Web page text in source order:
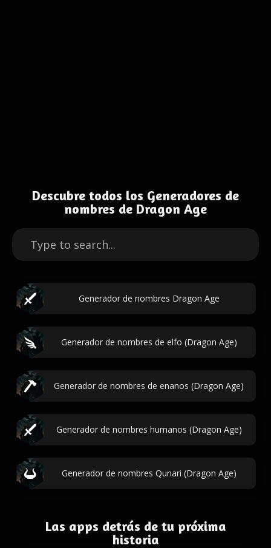
Descubre todos los Generadores de
nombres de Dragon Age
Generador de nombres Dragon Age
Generador de nombres de elfo (Dragon Age)
Generador de nombres de enanos (Dragon Age)
Generador de nombres humanos (Dragon Age)
Generador de nombres Qunari (Dragon Age)
Las apps detrás de tu próxima
historia